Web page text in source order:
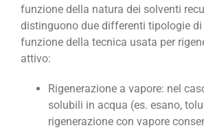
funzione della natura dei solventi
distinguono due differenti tipologie
funzione della tecnica usata per
attivo:
Rigenerazione a vapore: nel
solubili in acqua (es. esano,
rigenerazione con vapore